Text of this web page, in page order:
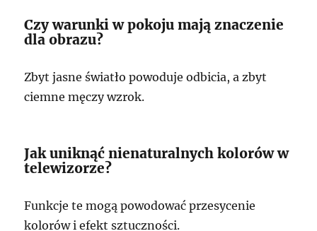
Czy warunki w pokoju mają znaczenie
dla obrazu?
Zbyt jasne światło powoduje odbicia, a zbyt
ciemne męczy wzrok.
Jak uniknąć nienaturalnych kolorów w
telewizorze?
Funkcje te mogą powodować przesycenie
kolorów i efekt sztuczności.